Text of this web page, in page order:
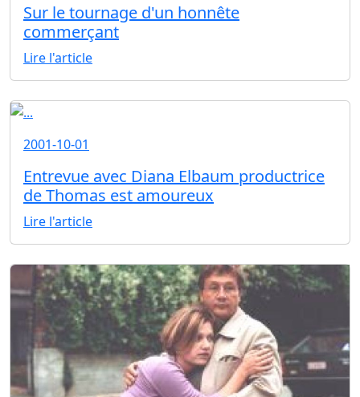
Sur le tournage d'un honnête
commerçant
Lire l'article
2001-10-01
Entrevue avec Diana Elbaum productrice
de Thomas est amoureux
Lire l'article